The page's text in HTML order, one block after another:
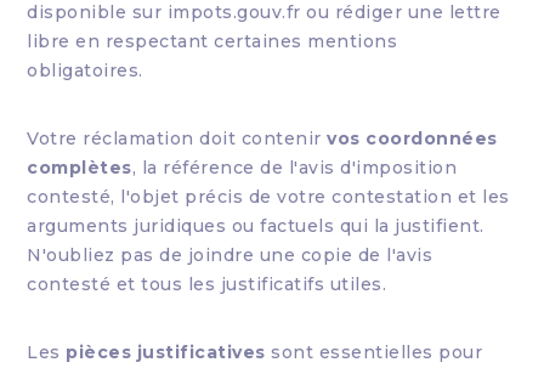
disponible sur impots.gouv.fr ou rédiger une lettre
libre en respectant certaines mentions
obligatoires.
Votre réclamation doit contenirvos coordonnées
complètes, la référence de l'avis d'imposition
contesté, l'objet précis de votre contestation et les
arguments juridiques ou factuels qui la justifient.
N'oubliez pas de joindre une copie de l'avis
contesté et tous les justificatifs utiles.
Les pièces justificatives sont essentielles pour